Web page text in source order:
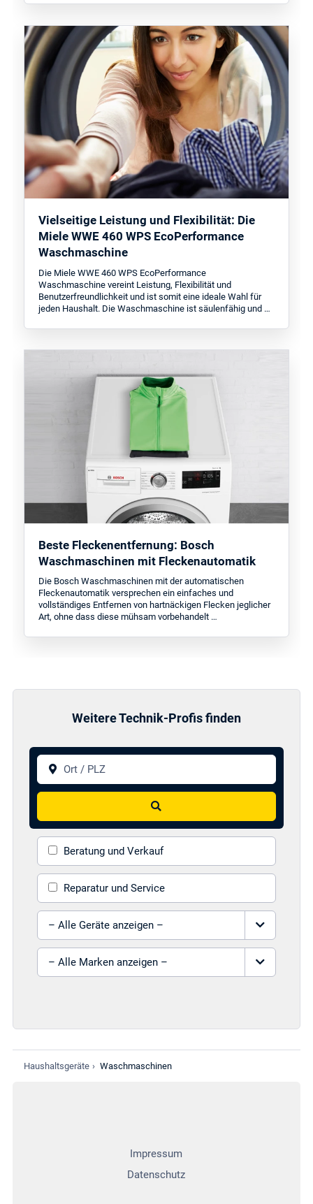
Vielseitige Leistung und Flexibilität: Die
Miele WWE 460 WPS EcoPerformance
Waschmaschine
Die Miele WWE 460 WPS EcoPerformance
Waschmaschine vereint Leistung, Flexibilität und
Benutzerfreundlichkeit und ist somit eine ideale Wahl für
jeden Haushalt. Die Waschmaschine ist säulenfähig und …
Beste Fleckenentfernung: Bosch
Waschmaschinen mit Fleckenautomatik
Die Bosch Waschmaschinen mit der automatischen
Fleckenautomatik versprechen ein einfaches und
vollständiges Entfernen von hartnäckigen Flecken jeglicher
Art, ohne dass diese mühsam vorbehandelt …
Weitere Technik-Profis finden
Ort / PLZ
Suchen
Beratung und Verkauf
Reparatur und Service
Gerät auswählen
Marke auswählen
Haushaltsgeräte › Waschmaschinen
Impressum
Datenschutz